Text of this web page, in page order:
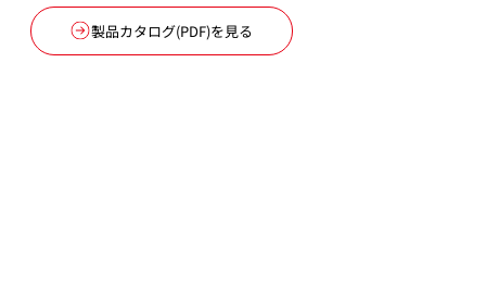
製品カタログ(PDF)を見る